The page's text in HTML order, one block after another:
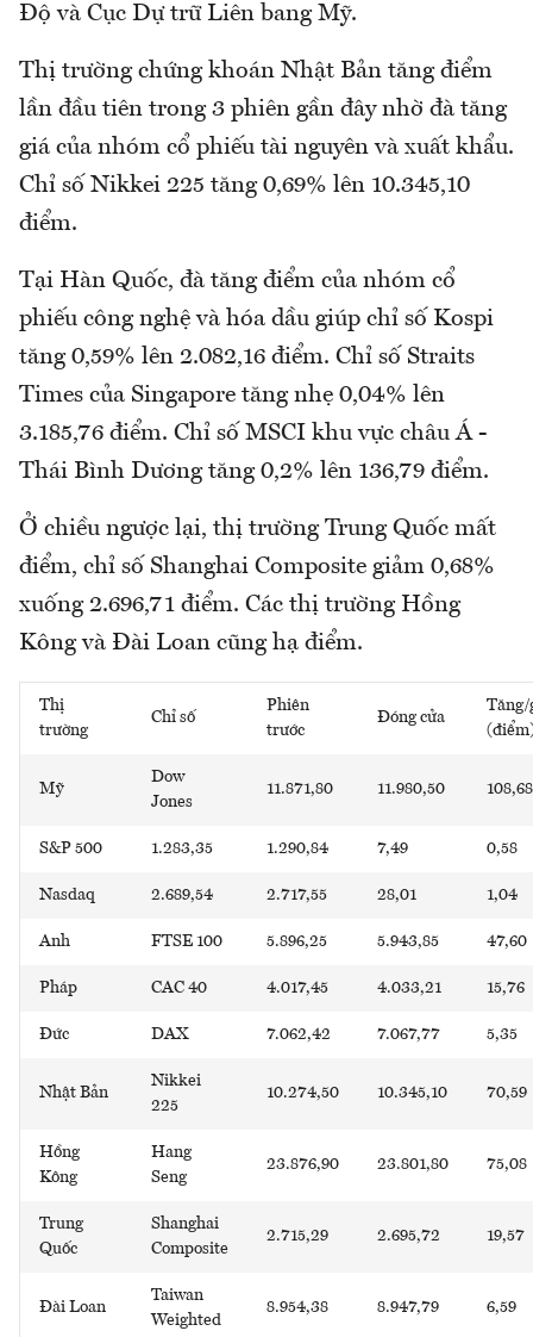
Độ và Cục Dự trữ Liên bang Mỹ.
Thị trường chứng khoán Nhật Bản tăng điểm
lần đầu tiên trong 3 phiên gần đây nhờ đà tăng
giá của nhóm cổ phiếu tài nguyên và xuất khẩu.
Chỉ số Nikkei 225 tăng 0,69% lên 10.345,10
điểm.
Tại Hàn Quốc, đà tăng điểm của nhóm cổ
phiếu công nghệ và hóa dầu giúp chỉ số Kospi
tăng 0,59% lên 2.082,16 điểm. Chỉ số Straits
Times của Singapore tăng nhẹ 0,04% lên
3.185,76 điểm. Chỉ số MSCI khu vực châu Á -
Thái Bình Dương tăng 0,2% lên 136,79 điểm.
Ở chiều ngược lại, thị trường Trung Quốc mất
điểm, chỉ số Shanghai Composite giảm 0,68%
xuống 2.696,71 điểm. Các thị trường Hồng
Kông và Đài Loan cũng hạ điểm.
Thị
trường
Chỉ số
Phiên
trước
Đóng cửa
Tăng/
Mỹ
Dow
Jones
11.871,80 11.980,50 108,68
S&P 500 1.283,35 1.290,84 7,49 0,58
Nasdaq 2.689,54 2.717,55 28,01 1,04
Anh FTSE 100 5.896,25 5.943,85 47,60
Pháp CAC 40 4.017,45 4.033,21 15,76
Đức DAX 7.062,42 7.067,77 5,35
Nhật Bản
Nikkei
225
10.274,50 10.345,10 70,59
Hồng
Kông
Hang
Seng
23.876,90 23.801,80 75,08
Trung
Quốc
Shanghai
Composite
2.715,29 2.695,72 19,57
Đài Loan
Taiwan
Weighted
8.954,38 8.947,79 6,59